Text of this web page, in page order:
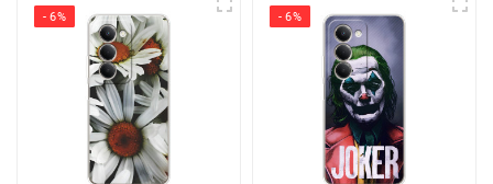
- 6% - 6%